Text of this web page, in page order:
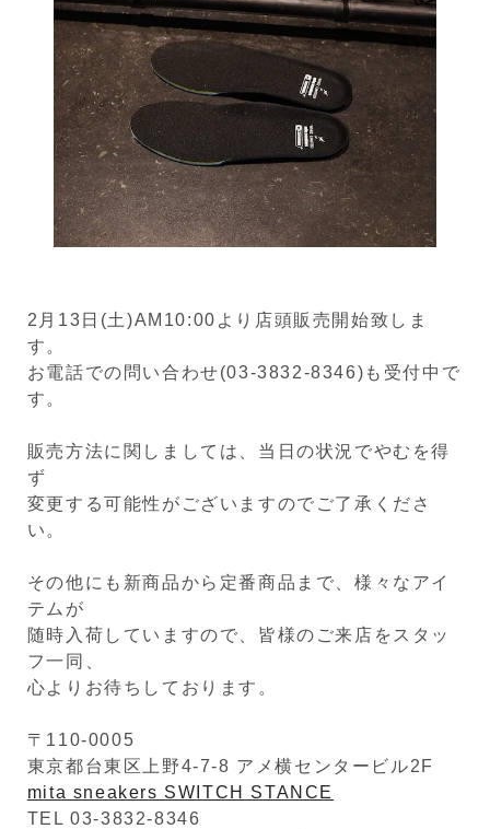
2月13日(土)AM10:00より店頭販売開始致しま
す。
お電話での問い合わせ(03-3832-8346)も受付中で
す。
販売方法に関しましては、当日の状況でやむを得
ず
変更する可能性がございますのでご了承くださ
い。
その他にも新商品から定番商品まで、様々なアイ
テムが
随時入荷していますので、皆様のご来店をスタッ
フ一同、
心よりお待ちしております。
〒110-0005
東京都台東区上野4-7-8 アメ横センタービル2F
mita sneakers SWITCH STANCE
TEL 03-3832-8346